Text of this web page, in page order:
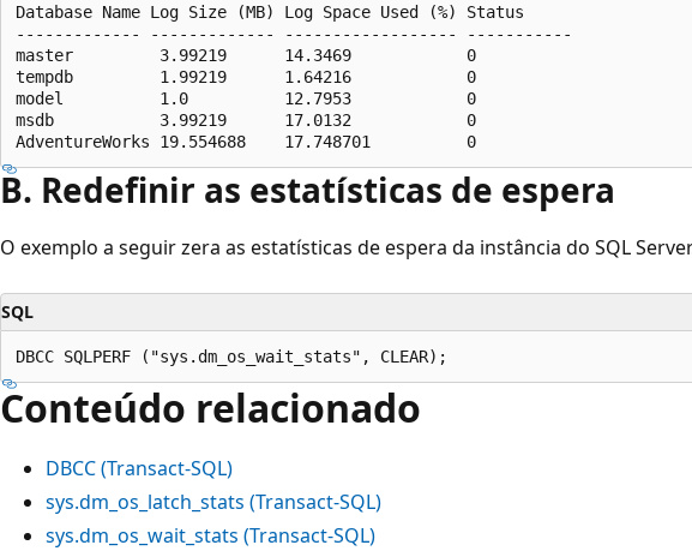
Database Name Log Size (MB) Log Space Used (%) Status
------------- ------------- ------------------ -----------
master         3.99219      14.3469            0
tempdb         1.99219      1.64216            0
model          1.0          12.7953            0
msdb           3.99219      17.0132            0
B. Redefinir as estatísticas de espera
O exemplo a seguir zera as estatísticas de espera da instância do SQL
SQL
Conteúdo relacionado
DBCC (Transact-SQL)
sys.dm_os_latch_stats (Transact-SQL)
sys.dm_os_wait_stats (Transact-SQL)